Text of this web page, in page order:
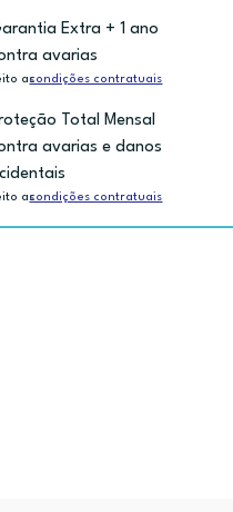
Extra + 1 ano
avarias
ascondições contratuais
Total Mensal
avarias e danos
ascondições contratuais